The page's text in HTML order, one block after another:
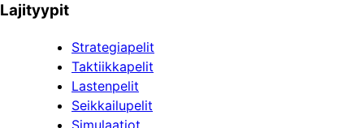
Lajityypit
Strategiapelit
Taktiikkapelit
Lastenpelit
Seikkailupelit